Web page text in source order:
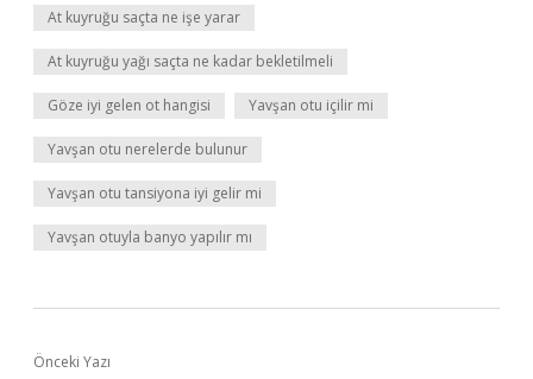
At kuyruğu saçta ne işe yarar
At kuyruğu yağı saçta ne kadar bekletilmeli
Göze iyi gelen ot hangisi Yavşan otu içilir mi
Yavşan otu nerelerde bulunur
Yavşan otu tansiyona iyi gelir mi
Yavşan otuyla banyo yapılır mı
Önceki Yazı